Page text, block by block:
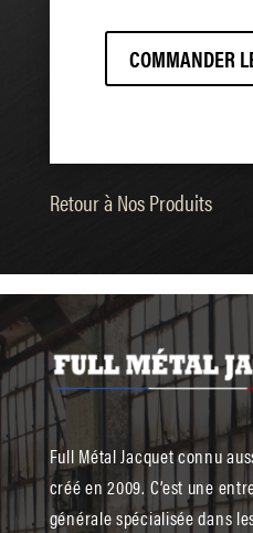
COMMANDER
Retour à Nos Produits
Full Métal Jacquet connu
créé en 2009. C’est une
générale spécialisée dans